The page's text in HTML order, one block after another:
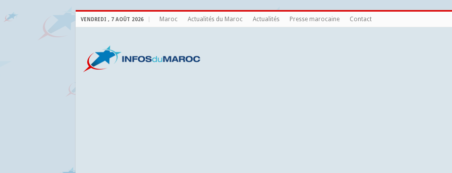
VENDREDI , 7 AOÛT 2026 Maroc Actualités du Maroc Actualités Presse marocaine Contact